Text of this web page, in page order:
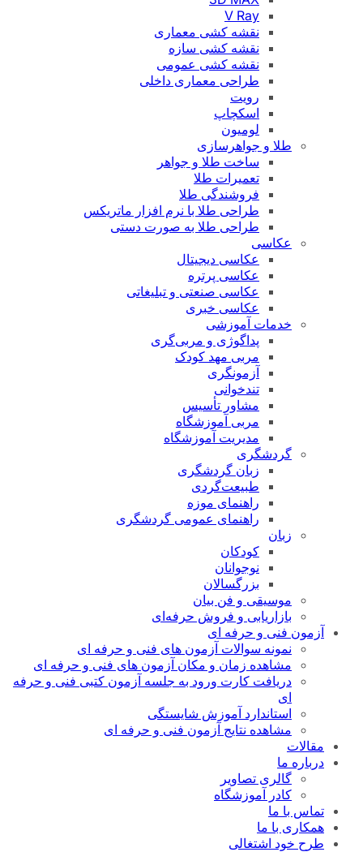
V Ray
نقشه کشی معماری
نقشه کشی سازه
نقشه کشی عمومی
طراحی معماری داخلی
رویت
اسکچاپ
لومیون
طلا و جواهرسازی
ساخت طلا و جواهر
تعمیرات طلا
فروشندگی طلا
طراحی طلا با نرم افزار ماتریکس
طراحی طلا به صورت دستی
عکاسی
عکاسی دیجیتال
عکاسی پرتره
عکاسی صنعتی و تبلیغاتی
عکاسی خبری
خدمات آموزشی
پداگوژی و مربی‌گری
مربی مهد کودک
آزمونگری
تندخوانی
مشاور تأسیس
مربی آموزشگاه
مدیریت آموزشگاه
گردشگری
زبان گردشگری
طبیعت‌گردی
راهنمای موزه
راهنمای عمومی گردشگری
زبان
کودکان
نوجوانان
بزرگسالان
موسیقی و فن بیان
بازاریابی و فروش حرفه‌ای
آزمون فنی و حرفه ای
نمونه سوالات آزمون های فنی و حرفه ای
مشاهده زمان و مکان آزمون های فنی و حرفه ای
دریافت کارت ورود به جلسه آزمون کتبی فنی و حرفه
ای
استاندارد آموزش شایستگی
مشاهده نتایج آزمون فنی و حرفه ای
مقالات
درباره ما
گالری تصاویر
کادر آموزشگاه
تماس با ما
همکاری با ما
طرح خود اشتغالی